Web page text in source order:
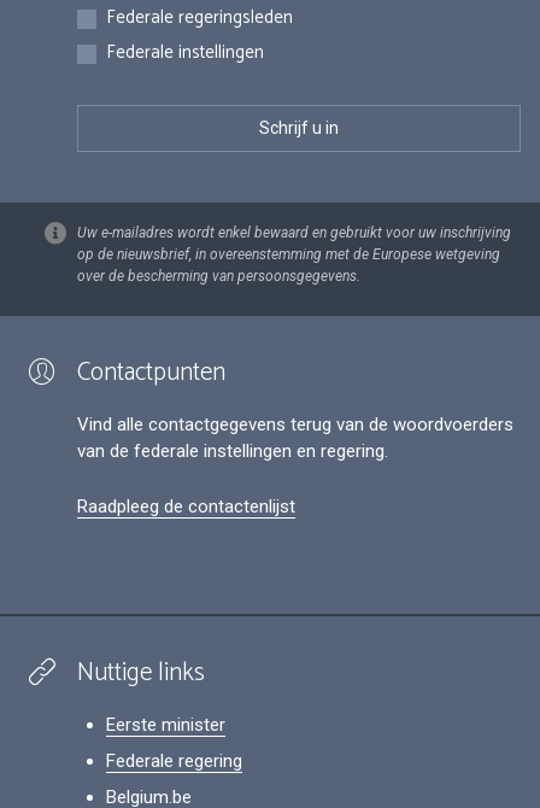
Federale regeringsleden
Federale instellingen
Uw e-mailadres wordt enkel bewaard en gebruikt voor uw inschrijving
op de nieuwsbrief, in overeenstemming met de Europese wetgeving
over de bescherming van persoonsgegevens.
Contactpunten
Vind alle contactgegevens terug van de woordvoerders
van de federale instellingen en regering.
Raadpleeg de contactenlijst
Nuttige links
Eerste minister
Federale regering
Belgium.be